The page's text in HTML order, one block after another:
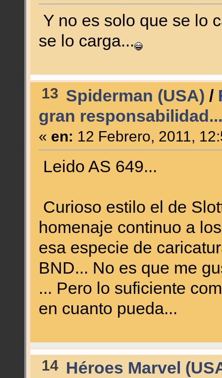
Y no es solo que se lo
se lo carga...
13 Spiderman (USA) /
gran
« en: 12 Febrero, 2011,
Leido AS 649...
Curioso estilo el de
homenaje continuo a
esa especie de
BND... No es que me
... Pero lo suficiente
en cuanto pueda...
14 Héroes Marvel